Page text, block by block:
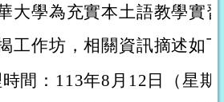
大學為充實本土語教學實
工作坊，相關資訊摘述如
間：113年8月12日（星